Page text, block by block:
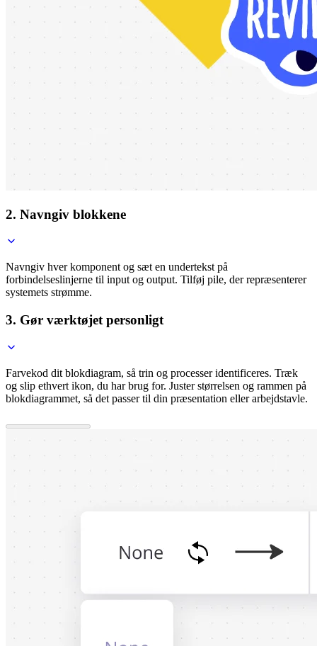
2. Navngiv blokkene
Navngiv hver komponent og sæt en undertekst på
forbindelseslinjerne til input og output. Tilføj pile, der repræsenterer
systemets strømme.
3. Gør værktøjet personligt
Farvekod dit blokdiagram, så trin og processer identificeres. Træk
og slip ethvert ikon, du har brug for. Juster størrelsen og rammen på
blokdiagrammet, så det passer til din præsentation eller arbejdstavle.